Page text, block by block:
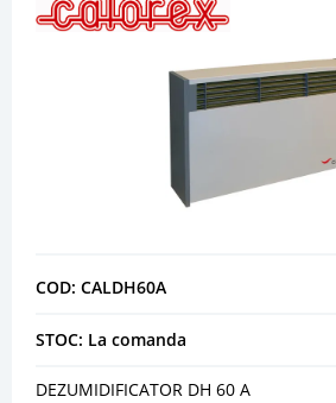
COD: CALDH60A
STOC: La comanda
DEZUMIDIFICATOR DH 60 A